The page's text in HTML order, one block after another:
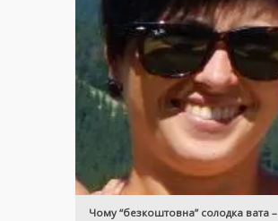
Чому “безкоштовна” солодка вата –